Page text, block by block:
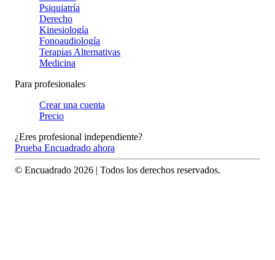
Psiquiatría
Derecho
Kinesiología
Fonoaudiología
Terapias Alternativas
Medicina
Para profesionales
Crear una cuenta
Precio
¿Eres profesional independiente?
Prueba Encuadrado ahora
© Encuadrado 2026 | Todos los derechos reservados.